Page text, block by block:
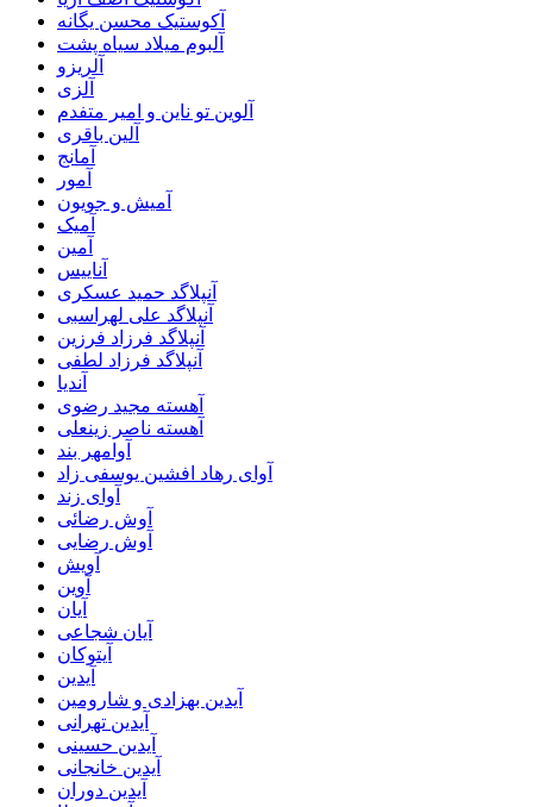
آکوستیک محسن یگانه
آلبوم میلاد سیاه پشت
آلریزو
آلزی
آلوین تو ناین و امیر متفدم
آلین باقری
آمانج
آمور
آمیش و جویون
آمیک
آمین
آناییس
آنپلاگد حمید عسکری
آنپلاگد علی لهراسبی
آنپلاگد فرزاد فرزین
آنپلاگد فرزاد لطفی
آندیا
آهسته مجید رضوی
آهسته ناصر زینعلی
آوامهر بند
آوای رهاد افشین یوسفی زاد
آوای زند
آوش رضائی
آوش رضایی
آویش
آوین
آیان
آیان شجاعی
آیتوکان
آیدین
آیدین بهزادی و شارومین
آیدین تهرانی
آیدین حسینی
آیدین خانجانی
آیدین دوران